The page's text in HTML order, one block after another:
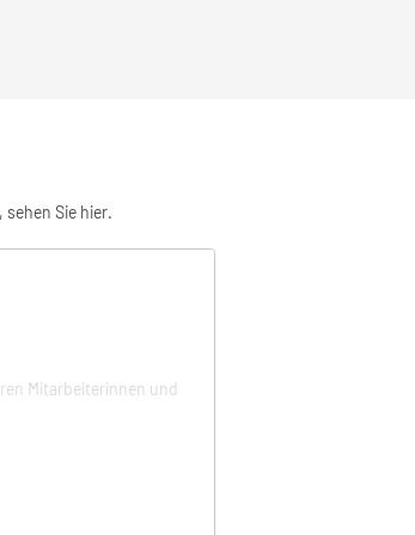
Sie hier.
Mitarbeiterinnen und